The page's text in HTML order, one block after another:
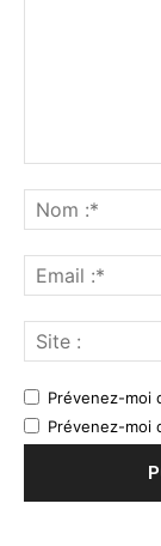
Prévenez-moi
Prévenez-moi